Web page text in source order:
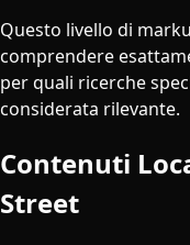
Questo livello di
comprendere
per quali ricerche
considerata rilevante.
Contenuti
Street